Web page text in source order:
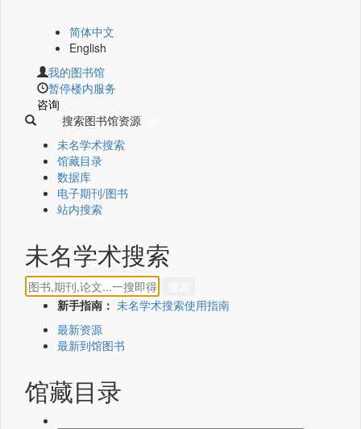
简体中文
English
我的图书馆
暂停楼内服务
咨询
搜索图书馆资源
未名学术搜索
馆藏目录
数据库
电子期刊/图书
站内搜索
未名学术搜索
新手指南： 未名学术搜索使用指南
最新资源
最新到馆图书
馆藏目录